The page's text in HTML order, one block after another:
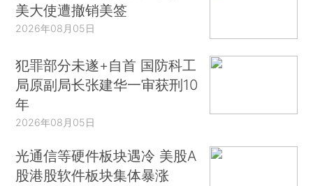
美大使遭撤销美签
2026年08月05日
犯罪部分未遂+自首 国防科工
局原副局长张建华一审获刑10
年
2026年08月05日
光通信等硬件板块遇冷 美股A
股港股软件板块集体暴涨